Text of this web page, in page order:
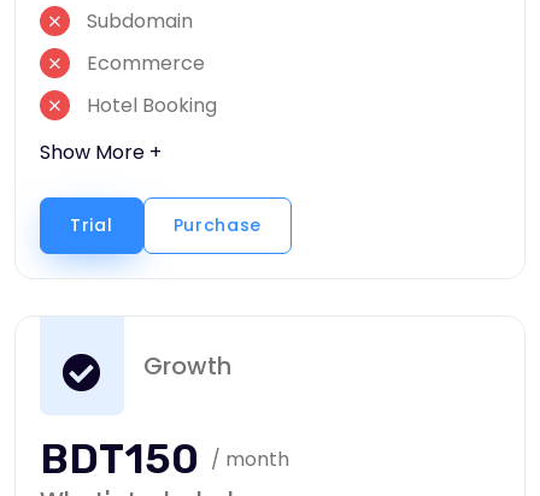
Subdomain
Ecommerce
Hotel Booking
Show More +
Trial Purchase
Growth
BDT150 / month